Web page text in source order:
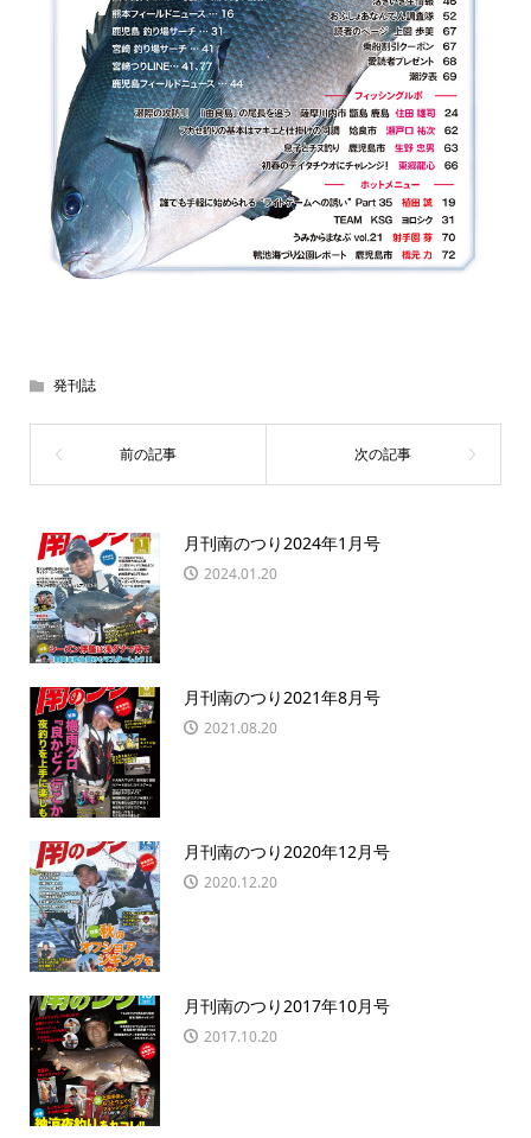
発刊誌
月刊南のつり2024年1月号
2024.01.20
月刊南のつり2021年8月号
2021.08.20
月刊南のつり2020年12月号
2020.12.20
月刊南のつり2017年10月号
2017.10.20